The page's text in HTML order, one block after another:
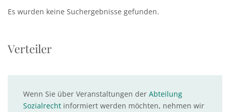
Es wurden keine Suchergebnisse gefunden.
Verteiler
Wenn Sie über Veranstaltungen der Abteilung
Sozialrecht informiert werden möchten, nehmen wir